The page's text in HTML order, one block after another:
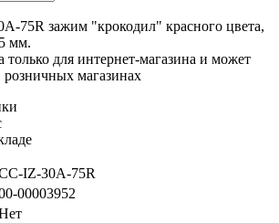
75R зажим "крокодил" красного цвета,
мм.
только для интернет-магазина и может
розничных магазинах
IZ-30A-75R
00003952